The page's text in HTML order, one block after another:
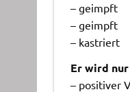
– geimpft
– geimpft
– kastriert
Er wird
– positiver